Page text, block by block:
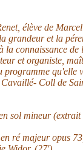
élève de
grandeur et la
connaissance
et organiste,
programme qu'elle
Coll de
sol mineur
ré majeur opus